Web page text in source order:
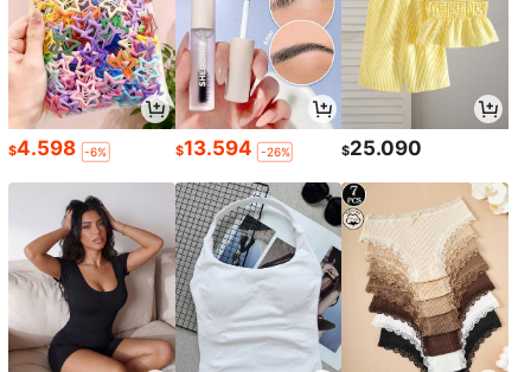
$4.598 -6% $13.594 -26% $25.090